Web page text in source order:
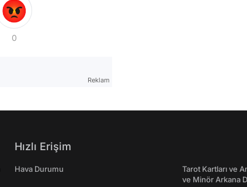
0
Reklam
Hızlı Erişim
Hava Durumu
Tarot Kartları ve
ve Minör Arkana